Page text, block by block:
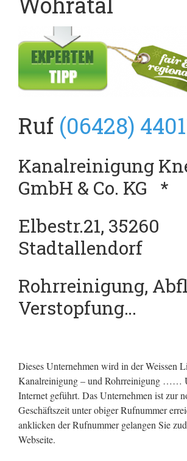
Ruf (06428)
Kanalreinigung
GmbH & Co. KG
*
Elbestr.21, 35260
Stadtallendorf
Rohrreinigung,
Verstopfung…
Dieses Unternehmen wird in der Weissen
Kanalreinigung – und Rohrreinigung ……
Internet geführt. Das Unternehmen ist zur
Geschäftszeit unter obiger Rufnummer
anklicken der Rufnummer gelangen Sie
Webseite.